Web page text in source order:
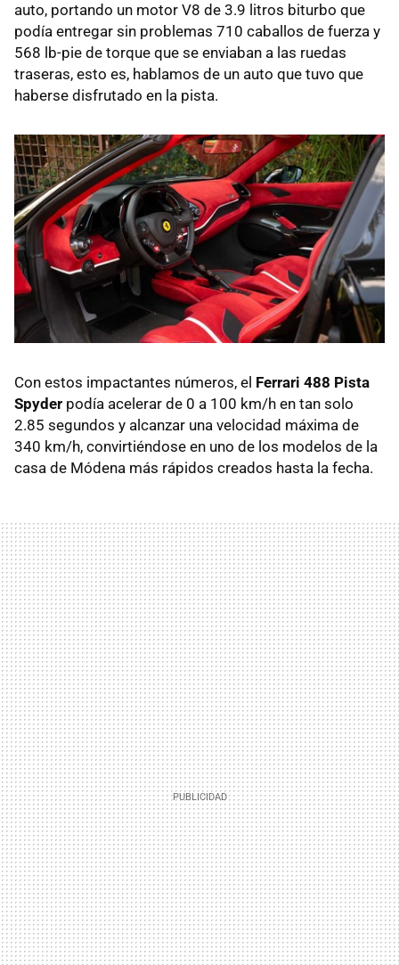
auto, portando un motor V8 de 3.9 litros biturbo que
podía entregar sin problemas 710 caballos de fuerza y
568 lb-pie de torque que se enviaban a las ruedas
traseras, esto es, hablamos de un auto que tuvo que
haberse disfrutado en la pista.
Con estos impactantes números, el Ferrari 488 Pista
Spyder podía acelerar de 0 a 100 km/h en tan solo
2.85 segundos y alcanzar una velocidad máxima de
340 km/h, convirtiéndose en uno de los modelos de la
casa de Módena más rápidos creados hasta la fecha.